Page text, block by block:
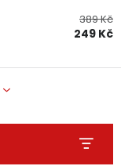
389 Kč
249 Kč